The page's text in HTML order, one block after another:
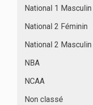
National 1 Masculin
National 2 Féminin
National 2 Masculin
NBA
NCAA
Non classé